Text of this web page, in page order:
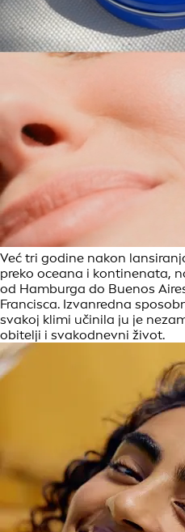
Već tri godine nakon
preko oceana i kontinenata,
od Hamburga do Buenos
Francisca. Izvanredna
svakoj klimi učinila ju je
obitelji i svakodnevni život.